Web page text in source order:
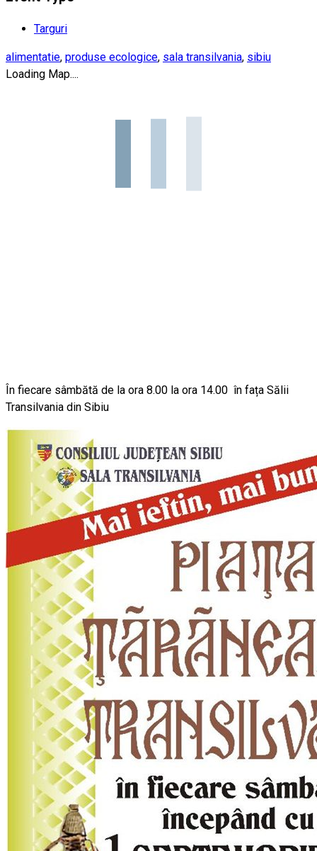
Targuri
alimentatie, produse ecologice, sala transilvania, sibiu
Loading Map....
În fiecare sâmbătă de la ora 8.00 la ora 14.00 în fața Sălii
Transilvania din Sibiu